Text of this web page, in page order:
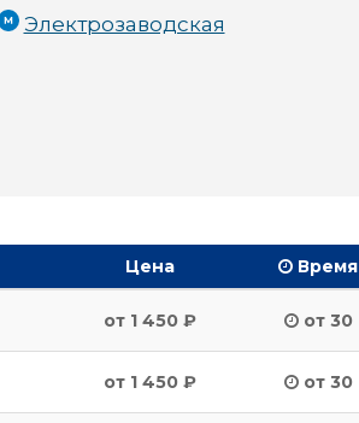
Электрозаводская
Цена Время
от 1 450 ₽ от 30
от 1 450 ₽ от 30